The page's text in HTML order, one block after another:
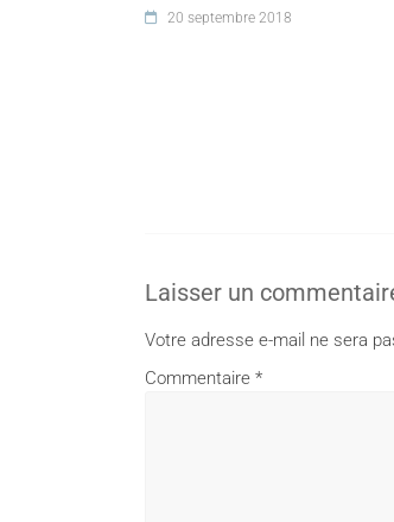
20 septembre 2018
Laisser un
Votre adresse e-mail ne sera
Commentaire *